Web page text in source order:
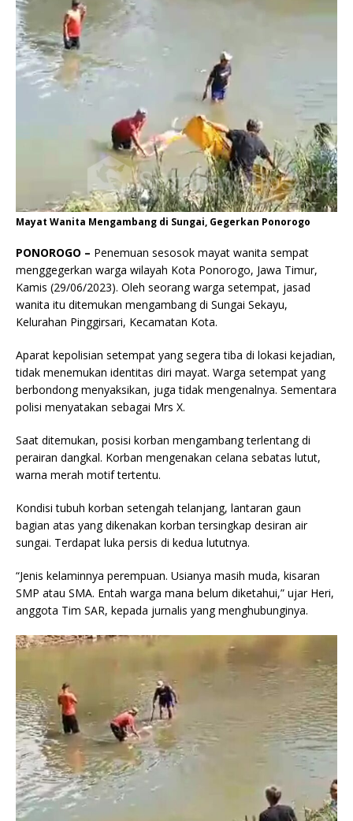
Mayat Wanita Mengambang di Sungai, Gegerkan Ponorogo
PONOROGO – Penemuan sesosok mayat wanita sempat
menggegerkan warga wilayah Kota Ponorogo, Jawa Timur,
Kamis (29/06/2023). Oleh seorang warga setempat, jasad
wanita itu ditemukan mengambang di Sungai Sekayu,
Kelurahan Pinggirsari, Kecamatan Kota.
Aparat kepolisian setempat yang segera tiba di lokasi kejadian,
tidak menemukan identitas diri mayat. Warga setempat yang
berbondong menyaksikan, juga tidak mengenalnya. Sementara
polisi menyatakan sebagai Mrs X.
Saat ditemukan, posisi korban mengambang terlentang di
perairan dangkal. Korban mengenakan celana sebatas lutut,
warna merah motif tertentu.
Kondisi tubuh korban setengah telanjang, lantaran gaun
bagian atas yang dikenakan korban tersingkap desiran air
sungai. Terdapat luka persis di kedua lututnya.
“Jenis kelaminnya perempuan. Usianya masih muda, kisaran
SMP atau SMA. Entah warga mana belum diketahui,” ujar Heri,
anggota Tim SAR, kepada jurnalis yang menghubunginya.